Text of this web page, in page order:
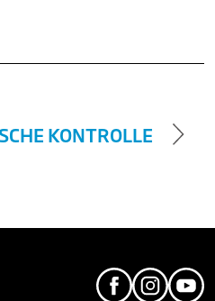
KONTROLLE